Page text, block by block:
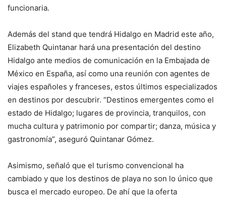
funcionaria.
Además del stand que tendrá Hidalgo en Madrid este año,
Elizabeth Quintanar hará una presentación del destino
Hidalgo ante medios de comunicación en la Embajada de
México en España, así como una reunión con agentes de
viajes españoles y franceses, estos últimos especializados
en destinos por descubrir. “Destinos emergentes como el
estado de Hidalgo; lugares de provincia, tranquilos, con
mucha cultura y patrimonio por compartir; danza, música y
gastronomía”, aseguró Quintanar Gómez.
Asimismo, señaló que el turismo convencional ha
cambiado y que los destinos de playa no son lo único que
busca el mercado europeo. De ahí que la oferta